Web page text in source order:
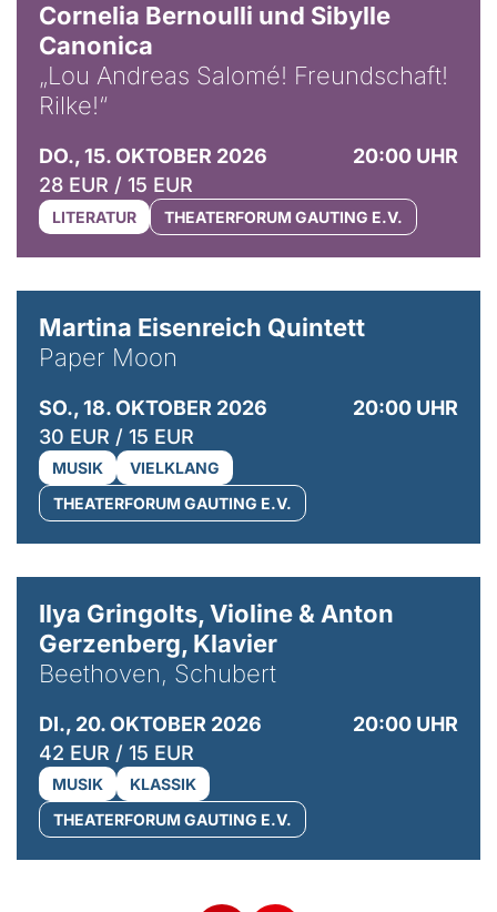
Cornelia Bernoulli und Sibylle
Canonica
„Lou Andreas Salomé! Freundschaft!
Rilke!“
DO., 15. OKTOBER 2026
20:00 UHR
28 EUR / 15 EUR
LITERATUR THEATERFORUM GAUTING E.V.
Martina Eisenreich Quintett
Paper Moon
SO., 18. OKTOBER 2026
20:00 UHR
30 EUR / 15 EUR
MUSIK
VIELKLANG
THEATERFORUM GAUTING E.V.
Ilya Gringolts, Violine & Anton
Gerzenberg, Klavier
Beethoven, Schubert
DI., 20. OKTOBER 2026
20:00 UHR
42 EUR / 15 EUR
MUSIK
KLASSIK
THEATERFORUM GAUTING E.V.